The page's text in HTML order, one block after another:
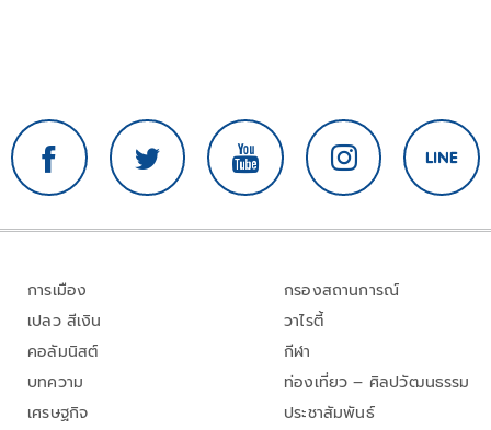
การเมือง
เปลว สีเงิน
คอลัมนิสต์
บทความ
เศรษฐกิจ
กรองสถานการณ์
วาไรตี้
กีฬา
ท่องเที่ยว – ศิลปวัฒนธรรม
ประชาสัมพันธ์